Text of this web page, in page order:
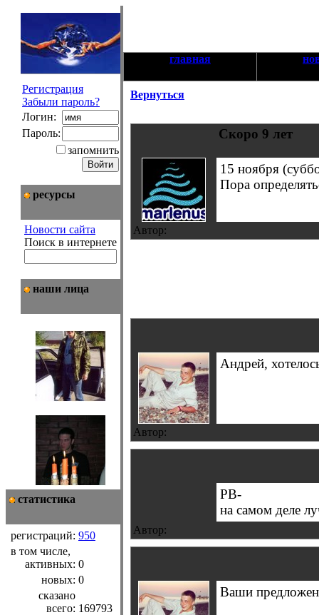
главная
Регистрация
Забыли пароль?
Логин:
Пароль:
запомнить
ресурсы
Новости сайта
Поиск в интернете
наши лица
статистика
регистраций: 950
в том числе,
активных: 0
новых: 0
сказано
всего: 169793
Вернуться
Скоро 9 лет
15 ноября
Пора
Автор:
Андрей,
Автор:
РВ-
на самом деле
Автор:
Ваши